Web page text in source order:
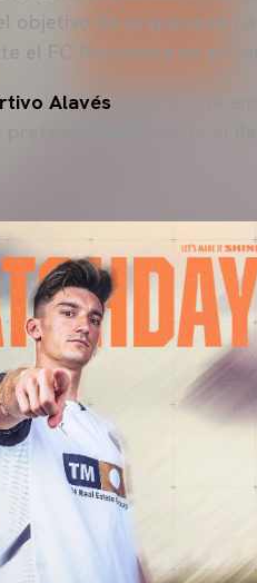
objetivo de prepararse
el FC Barcelona en el
Alavés
contra el